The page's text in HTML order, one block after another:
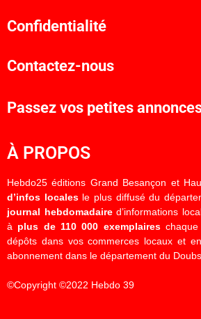
Confidentialité
Contactez-nous
Passez vos petites
À PROPOS
Hebdo25 éditions Grand Besançon et
d’infos localesle plus diffusé du
journal hebdomadaired’informations
à plus de 110 000 exemplaireschaque
dépôts dans vos commerces locaux et
abonnement dans le département du
©Copyright ©2022 Hebdo 39